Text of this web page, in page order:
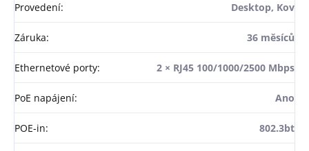
Provedení: Desktop, Kov
Záruka: 36 měsíců
Ethernetové porty: 2 × RJ45 100/1000/2500 Mbps
PoE napájení: Ano
POE-in: 802.3bt